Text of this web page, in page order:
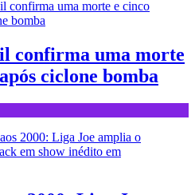
confirma uma morte
ciclone bomba